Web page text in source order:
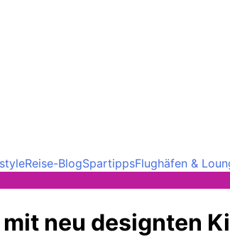
Reise-BlogSpartippsFlughäfen &
neu designten